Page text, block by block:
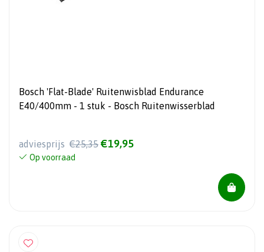
Bosch 'Flat-Blade' Ruitenwisblad Endurance
E40/400mm - 1 stuk - Bosch Ruitenwisserblad
adviesprijs €25,35 €19,95
Op voorraad